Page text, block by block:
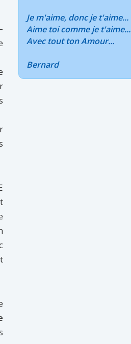
Je m'aime, donc je t'aime...
Aime toi comme je t'aime...
Avec tout ton Amour...
Bernard